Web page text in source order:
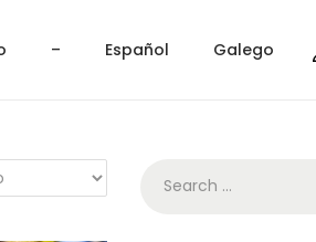
– Español Galego